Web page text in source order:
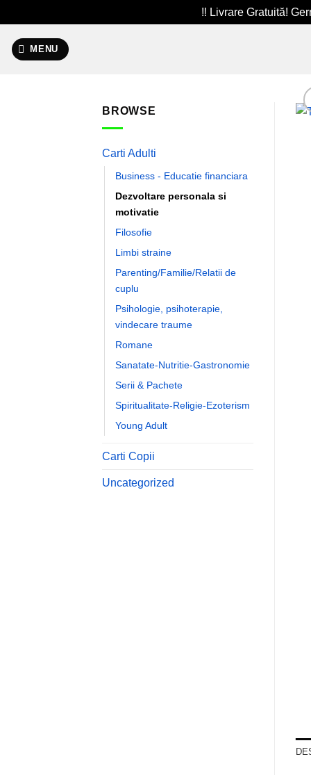
‼️ Livrare Gratuită!
MENU
BROWSE
Carti Adulti
Business - Educatie financiara
Dezvoltare personala si
motivatie
Filosofie
Limbi straine
Parenting/Familie/Relatii de
cuplu
Psihologie, psihoterapie,
vindecare traume
Romane
Sanatate-Nutritie-Gastronomie
Serii & Pachete
Spiritualitate-Religie-Ezoterism
Young Adult
Carti Copii
Uncategorized